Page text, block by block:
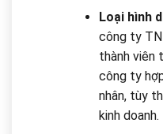
Loại hình
công ty
thành viên
công ty
nhân, tùy
kinh doanh.